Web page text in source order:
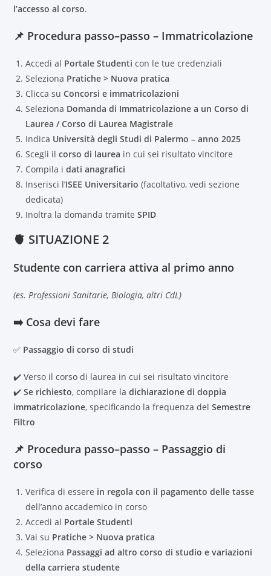
l’accesso al corso.
📌 Procedura passo–passo – Immatricolazione
Accedi al Portale Studenti con le tue credenziali
Seleziona Pratiche > Nuova pratica
Clicca suConcorsi e immatricolazioni
Seleziona Domanda di Immatricolazione a un Corso di
Laurea / Corso di Laurea Magistrale
Indica Università degli Studi di Palermo – anno 2025
Scegli ilcorso di laurea in cui sei risultato vincitore
Compila idati anagrafici
Inserisci l’ISEE Universitario (facoltativo, vedi sezione
dedicata)
Inoltra la domanda tramiteSPID
🫀 SITUAZIONE 2
Studente con carriera attiva al primo anno
(es. Professioni Sanitarie, Biologia, altri CdL)
➡️ Cosa devi fare
✅ Passaggio di corso di studi
✔️ Verso il corso di laurea in cui sei risultato vincitore
✔️Se richiesto, compilare ladichiarazione di doppia
immatricolazione, specificando la frequenza delSemestre
Filtro
📌 Procedura passo–passo – Passaggio di
corso
Verifica di essere in regola con il pagamento delle tasse
dell’anno accademico in corso
Accedi al Portale Studenti
Vai su Pratiche > Nuova pratica
Seleziona Passaggi ad altro corso di studio e variazioni
della carriera studente